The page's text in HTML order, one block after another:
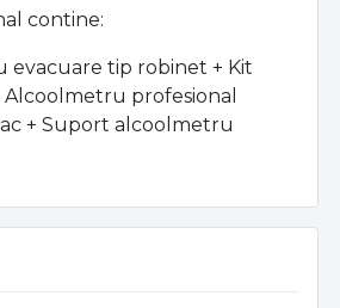
contine:
evacuare tip robinet + Kit
profesional
+ Suport alcoolmetru